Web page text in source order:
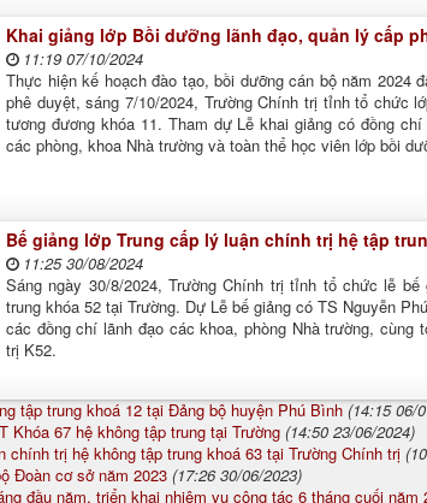
Khai giảng lớp Bồi dưỡng lãnh đạo, quản lý cấp
11:19 07/10/2024
Thực hiện kế hoạch đào tạo, bồi dưỡng cán bộ năm 2024
phê duyệt, sáng 7/10/2024, Trường Chính trị tỉnh tổ chức
tương đương khóa 11. Tham dự Lễ khai giảng có đồng
các phòng, khoa Nhà trường và toàn thể học viên lớp bồi
Bế giảng lớp Trung cấp lý luận chính trị hệ tập
11:25 30/08/2024
Sáng ngày 30/8/2024, Trường Chính trị tỉnh tổ chức lễ
trung khóa 52 tại Trường. Dự Lễ bế giảng có TS Nguyễn
các đồng chí lãnh đạo các khoa, phòng Nhà trường, cùng
trị K52.
tập trung khoá 12 tại Đảng bộ huyện Phú Bình (14:15 06/
Khóa 67 hệ không tập trung tại Trường (14:50 23/06/2024)
chính trị hệ không tập trung khoá 63 tại Trường Chính trị
Đoàn cơ sở năm 2023 (17:26 30/06/2023)
đầu năm, triển khai nhiệm vụ công tác 6 tháng cuối năm